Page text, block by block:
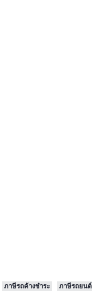
ภาษีรถค้างชำระ
ภาษีรถยนต์